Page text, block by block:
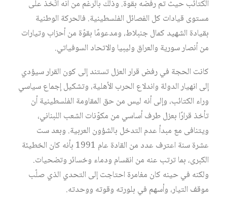
الكتائب حيث تم رفضه بقوة. وذلك بالرغم من أنه اتُّخذ على
مستوى قيادات كل الفصائل الفلسطينية. فالحركة الوطنية
بقيادة الشهيد كمال جنبلاط، ومدعومًا بقوّة من أحزاب وتيارات
من أنصار سورية والعراق وليبيا والاتحاد السوفياتي.
كانت الحجة في رفض قرار العزل تستند إلى كون القرار سيؤدي
إلى انهيار الدولة واندلاع الحرب الأهلية، وتشكيل إجماع سياسي
وراء الكتائب، وإلى أنه ليس من حق المقاومة الفلسطينية أن
تأخذ قرارًا بعزل طرف أساسي من مكوّنات الشعب اللبناني،
ويتنافى مع مبدأ عدم التدخل بالشؤون العربية. وبعد ست
عشرة سنة اعترف عدد من القادة عام 1991 بأنه كان الخطيئة
الكبرى، بما ترتب عنه من انقسام ودماء وخسائر وتضحيات.
ولكنه في حينه كان مغامرة احتاجت إلى التحدي الذي صلّب
موقف التيار، وأسهم في بلورته وقوته ووحدته.